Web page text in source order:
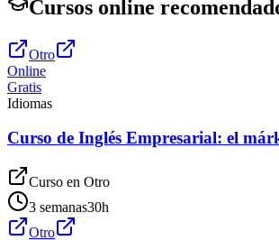
Cursos online
Otro
Online
Gratis
Idiomas
Curso de Inglés Empresarial: el
Curso en Otro
3 semanas30h
Otro